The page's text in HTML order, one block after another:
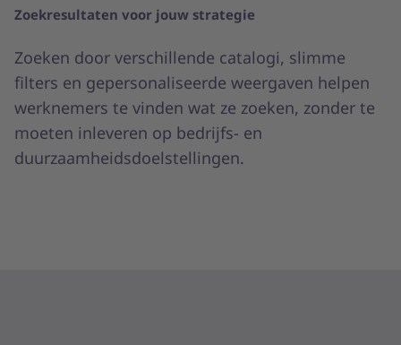
Zoekresultaten voor jouw strategie
Zoeken door verschillende catalogi, slimme
filters en gepersonaliseerde weergaven helpen
werknemers te vinden wat ze zoeken, zonder te
moeten inleveren op bedrijfs- en
duurzaamheidsdoelstellingen.